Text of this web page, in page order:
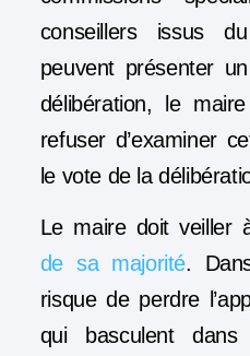
conseillers issus
peuvent présenter
délibération, le
refuser d’examiner
le vote de la
Le maire doit veiller
de sa majorité.
risque de perdre
qui basculent dans